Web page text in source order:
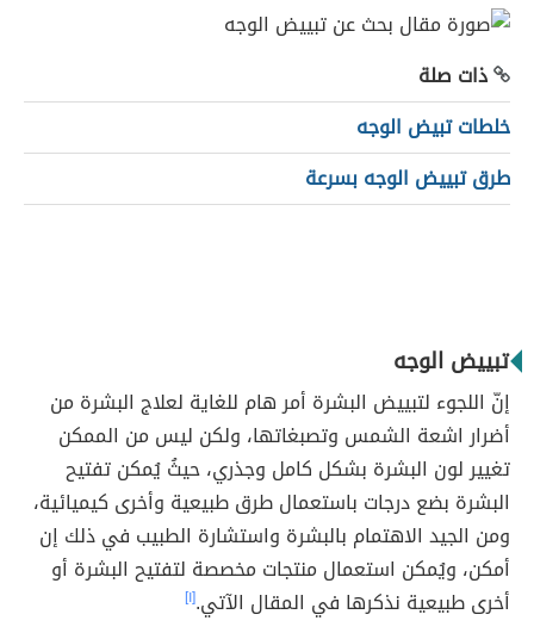
ذات صلة
خلطات تبيض الوجه
طرق تبييض الوجه بسرعة
تبييض الوجه
إنّ اللجوء لتبييض البشرة أمر هام للغاية لعلاج البشرة من
أضرار اشعة الشمس وتصبغاتها، ولكن ليس من الممكن
تغيير لون البشرة بشكل كامل وجذري، حيثُ يُمكن تفتيح
البشرة بضع درجات باستعمال طرق طبيعية وأخرى كيميائية،
ومن الجيد الاهتمام بالبشرة واستشارة الطبيب في ذلك إن
أمكن، ويُمكن استعمال منتجات مخصصة لتفتيح البشرة أو
أخرى طبيعية نذكرها في المقال الآتي.[١]